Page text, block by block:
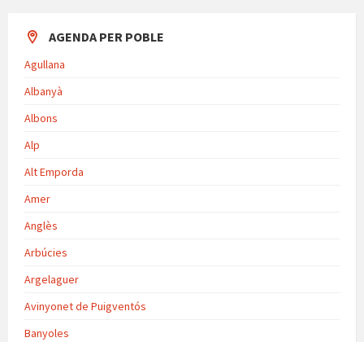
AGENDA PER POBLE
Agullana
Albanyà
Albons
Alp
Alt Emporda
Amer
Anglès
Arbúcies
Argelaguer
Avinyonet de Puigventós
Banyoles